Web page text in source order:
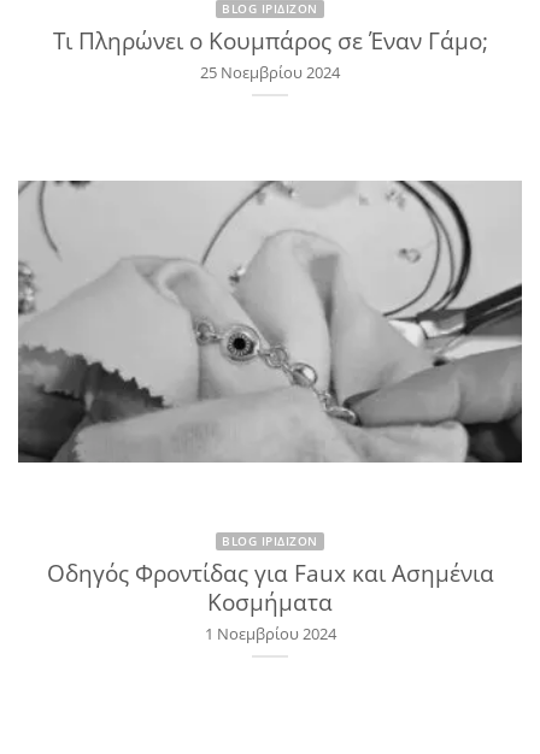
BLOG ΙΡΙΔΊΖΟΝ
Τι Πληρώνει ο Κουμπάρος σε Έναν Γάμο;
25 Νοεμβρίου 2024
BLOG ΙΡΙΔΊΖΟΝ
Οδηγός Φροντίδας για Faux και Ασημένια
Κοσμήματα
1 Νοεμβρίου 2024